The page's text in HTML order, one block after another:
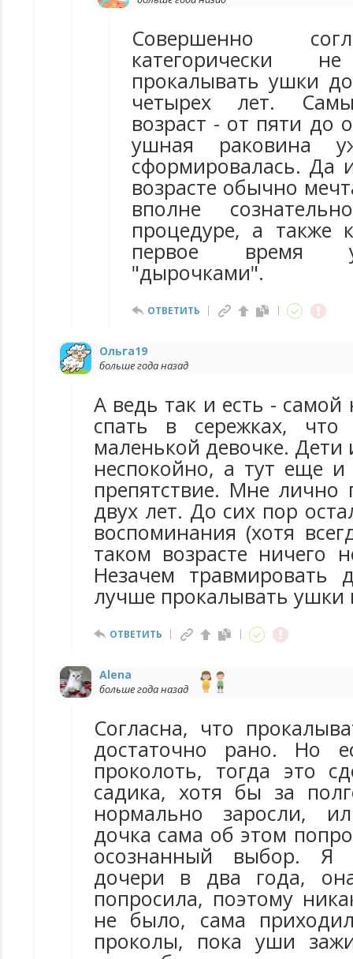
Совершенно
категорически
прокалывать ушки
четырех лет.
возраст - от пяти до
ушная раковина
сформировалась. Да
возрасте обычно
вполне
процедуре, а также
первое время
"дырочками".
ОТВЕТИТЬ
Ольга19
больше года назад
А ведь так и есть - самой
спать в сережках,
маленькой девочке. Дети
неспокойно, а тут еще и
препятствие. Мне лично
двух лет. До сих пор
воспоминания (хотя
таком возрасте ничего
Незачем травмировать
лучше прокалывать ушки
ОТВЕТИТЬ
Alena
больше года назад
Согласна, что
достаточно рано. Но
проколоть, тогда это
садика, хотя бы за
нормально заросли,
дочка сама об этом
осознанный выбор. Я
дочери в два года,
попросила, поэтому
не было, сама
проколы, пока уши